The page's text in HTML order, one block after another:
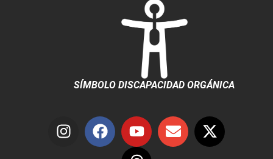
SÍMBOLO DISCAPACIDAD ORGÁNICA